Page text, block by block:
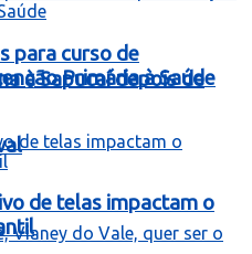
à Sapucaí depois de
para curso de
Primária à Saúde
de telas impactam o